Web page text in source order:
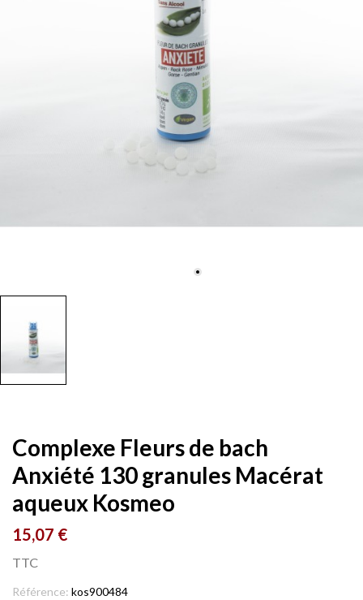
Complexe Fleurs de bach
Anxiété 130 granules Macérat
aqueux Kosmeo
15,07 €
TTC
Référence: kos900484